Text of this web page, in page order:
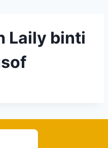
Laily binti